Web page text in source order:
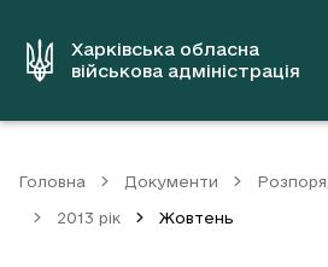
вмістуХарківська обласна
військова адміністрація
Головна Документи
2013 рік Жовтень